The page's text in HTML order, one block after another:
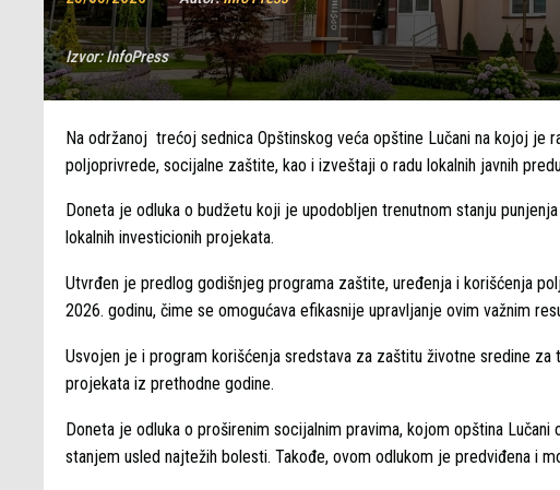
Izvor:InfoPress
Na održanoj trećoj sednica Opštinskog veća opštine Lučani na kojoj je
poljoprivrede, socijalne zaštite, kao i izveštaji o radu lokalnih javnih
Doneta je odluka o budžetu koji je upodobljen trenutnom stanju
lokalnih investicionih projekata.
Utvrđen je predlog godišnjeg programa zaštite, uređenja i korišćenja
2026. godinu, čime se omogućava efikasnije upravljanje ovim važnim
Usvojen je i program korišćenja sredstava za zaštitu životne sredine
projekata iz prethodne godine.
Doneta je odluka o proširenim socijalnim pravima, kojom opština
stanjem usled najtežih bolesti. Takođe, ovom odlukom je predviđena i